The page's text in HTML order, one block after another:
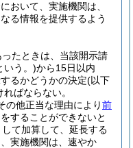
おいて、実施機関は、
る情報を提供するよう
たときは、当該開示請
いう。)から15日以内
るかどうかの決定(以下
ればならない。
の他正当な理由により前
することができないと
て加算して、延長する
実施機関は、速やか